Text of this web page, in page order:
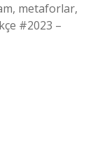
metaforlar,
#2023 –